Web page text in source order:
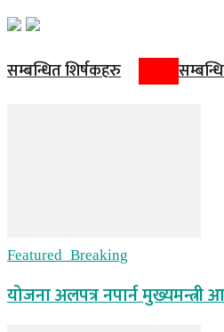
सम्बन्धित शिर्षकहरु
Featured_Breaking
योजना अलपत्र नपार्न मुख्यमन्त्री